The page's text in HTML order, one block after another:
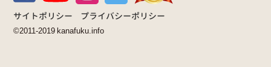
サイトポリシー プライバシーポリシー
©2011-2019 kanafuku.info